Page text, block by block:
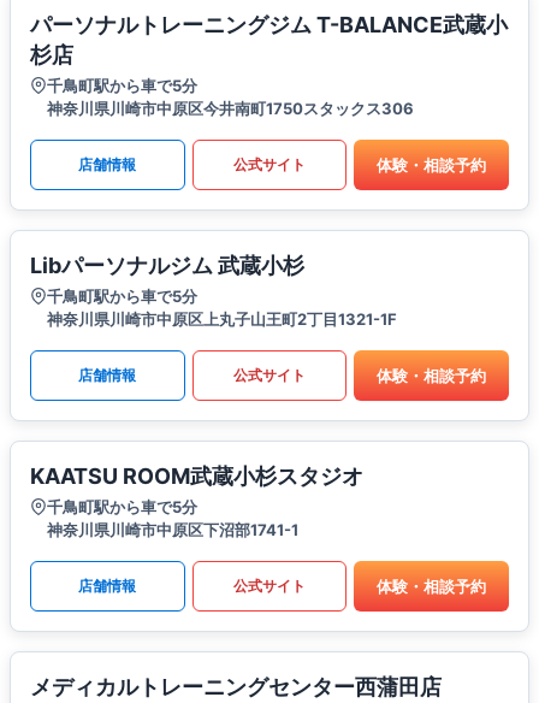
パーソナルトレーニングジム T-BALANCE武蔵小
杉店
千鳥町駅から車で5分
神奈川県川崎市中原区今井南町1750スタックス306
店舗情報 公式サイト 体験・相談予約
Libパーソナルジム 武蔵小杉
千鳥町駅から車で5分
神奈川県川崎市中原区上丸子山王町2丁目1321-1F
店舗情報 公式サイト 体験・相談予約
KAATSU ROOM武蔵小杉スタジオ
千鳥町駅から車で5分
神奈川県川崎市中原区下沼部1741-1
店舗情報 公式サイト 体験・相談予約
メディカルトレーニングセンター西蒲田店